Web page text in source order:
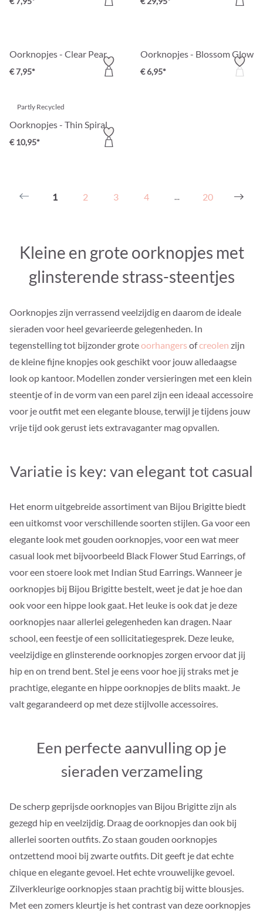
Oorknopjes - Clear Pear
€ 7,95*
Oorknopjes - Blossom Glow
€ 6,95*
Partly Recycled
Oorknopjes - Thin Spiral
€ 10,95*
1 2 3 4 ... 20
Kleine en grote oorknopjes met
glinsterende strass-steentjes
Oorknopjes zijn verrassend veelzijdig en daarom de ideale
sieraden voor heel gevarieerde gelegenheden. In
tegenstelling tot bijzonder groteoorhangers ofcreolen zijn
de kleine fijne knopjes ook geschikt voor jouw alledaagse
look op kantoor. Modellen zonder versieringen met een klein
steentje of in de vorm van een parel zijn een ideaal accessoire
voor je outfit met een elegante blouse, terwijl je tijdens jouw
vrije tijd ook gerust iets extravaganter mag opvallen.
Variatie is key: van elegant tot casual
Het enorm uitgebreide assortiment van Bijou Brigitte biedt
een uitkomst voor verschillende soorten stijlen. Ga voor een
elegante look met gouden oorknopjes, voor een wat meer
casual look met bijvoorbeeld Black Flower Stud Earrings, of
voor een stoere look met Indian Stud Earrings. Wanneer je
oorknopjes bij Bijou Brigitte bestelt, weet je dat je hoe dan
ook voor een hippe look gaat. Het leuke is ook dat je deze
oorknopjes naar allerlei gelegenheden kan dragen. Naar
school, een feestje of een sollicitatiegesprek. Deze leuke,
veelzijdige en glinsterende oorknopjes zorgen ervoor dat jij
hip en on trend bent. Stel je eens voor hoe jij straks met je
prachtige, elegante en hippe oorknopjes de blits maakt. Je
valt gegarandeerd op met deze stijlvolle accessoires.
Een perfecte aanvulling op je
sieraden verzameling
De scherp geprijsde oorknopjes van Bijou Brigitte zijn als
gezegd hip en veelzijdig. Draag de oorknopjes dan ook bij
allerlei soorten outfits. Zo staan gouden oorknopjes
ontzettend mooi bij zwarte outfits. Dit geeft je dat echte
chique en elegante gevoel. Het echte vrouwelijke gevoel.
Zilverkleurige oorknopjes staan prachtig bij witte blousjes.
Met een zomers kleurtje is het contrast van deze oorknopjes